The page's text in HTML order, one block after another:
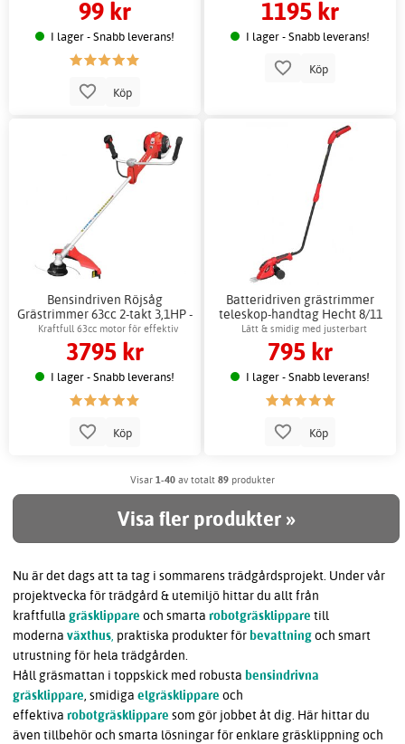
99 kr
I lager - Snabb leverans!
Köp
1195 kr
I lager - Snabb leverans!
Köp
Bensindriven Röjsåg
Grästrimmer 63cc 2-takt 3,1HP -
Hecht
Kraftfull 63cc motor för effektiv
trimning
3795 kr
I lager - Snabb leverans!
Köp
Batteridriven grästrimmer
teleskop-handtag Hecht 8/11
cm Li-ion
Lätt & smidig med justerbart
teleskophandtag
795 kr
I lager - Snabb leverans!
Köp
Visar 1-40 av totalt 89 produkter
Visa fler produkter »
Nu är det dags att ta tag i sommarens trädgårdsprojekt. Under vår
projektvecka för trädgård & utemiljö hittar du allt från
kraftfulla gräsklippare och smarta robotgräsklippare till
moderna växthus, praktiska produkter för bevattningoch smart
utrustning för hela trädgården.
Håll gräsmattan i toppskick med robusta bensindrivna
gräsklippare, smidiga elgräsklippare och
effektiva robotgräsklippare som gör jobbet åt dig. Här hittar du
även tillbehör och smarta lösningar för enklare gräsklippning och